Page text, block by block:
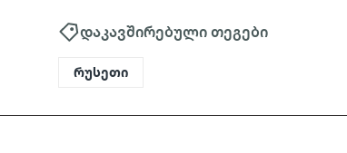
დაკავშირებული თეგები
რუსეთი